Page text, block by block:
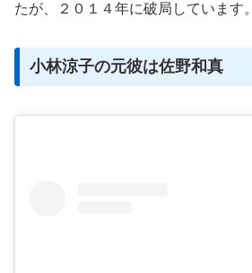
たが、２０１４年に破局しています。
小林涼子の元彼は佐野和真